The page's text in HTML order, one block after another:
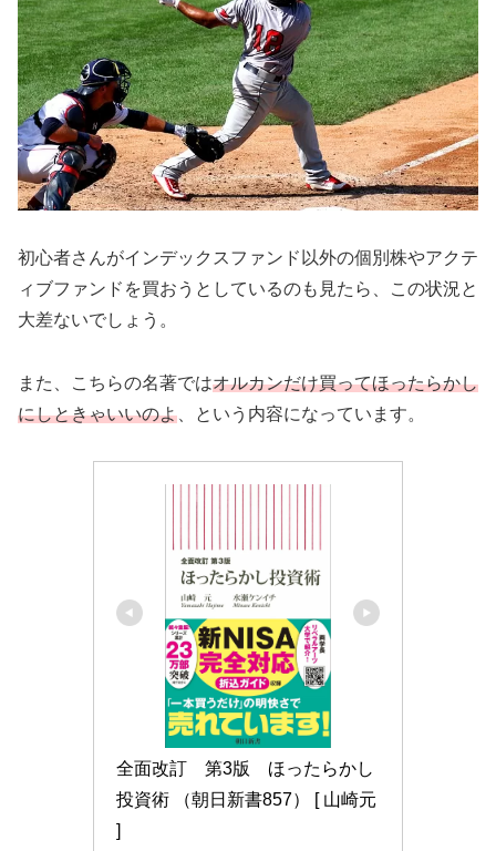
初心者さんがインデックスファンド以外の個別株やアクテ
ィブファンドを買おうとしているのも見たら、この状況と
大差ないでしょう。
また、こちらの名著ではオルカンだけ買ってほったらかし
にしときゃいいのよ 、という内容になっています。
全面改訂　第3版　ほったらかし
投資術 （朝日新書857） [ 山崎元
]